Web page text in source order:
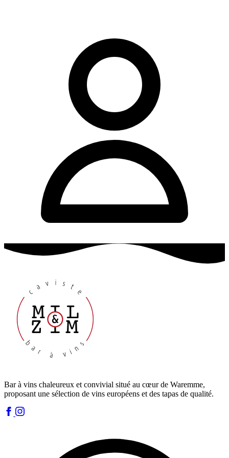
Bar à vins chaleureux et convivial situé au cœur de Waremme,
proposant une sélection de vins européens et des tapas de qualité.